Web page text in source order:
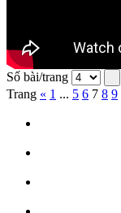
Số bài/trang
Trang « 1 ... 5 6 7 8 9